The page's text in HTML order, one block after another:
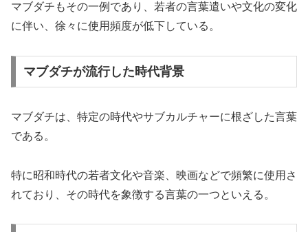
マブダチもその一例であり、若者の言葉遣いや文化の変化
に伴い、徐々に使用頻度が低下している。
マブダチが流行した時代背景
マブダチは、特定の時代やサブカルチャーに根ざした言葉
である。
特に昭和時代の若者文化や音楽、映画などで頻繁に使用さ
れており、その時代を象徴する言葉の一つといえる。